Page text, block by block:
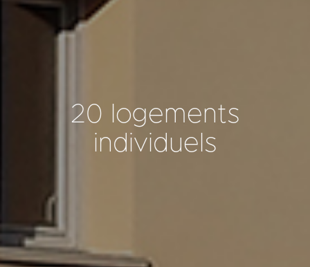
20 logements
individuels